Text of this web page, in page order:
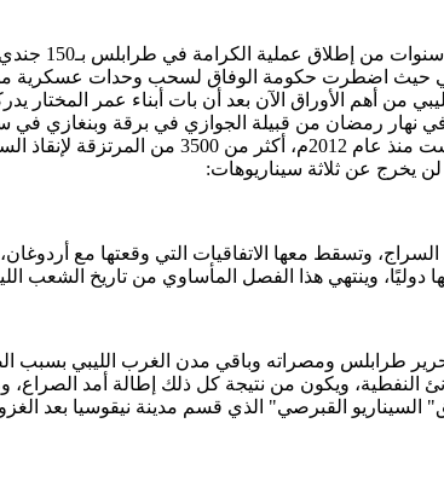
لا يزال
حيث اضطرت حكومة الوفاق لسحب وحدات عسكرية
طرابلس عبر إرسال شركة " سادات "
يخرج عن ثلاثة سيناريوهات:
وتسقط معها الاتفاقيات التي وقعتها مع
دوليًا، وينتهي هذا الفصل المأساوي من تاريخ الشعب
طرابلس ومصراته وباقي مدن الغرب الليبي بسبب
النفطية، ويكون من نتيجة كل ذلك إطالة أمد